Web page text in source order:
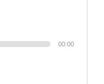
00:00